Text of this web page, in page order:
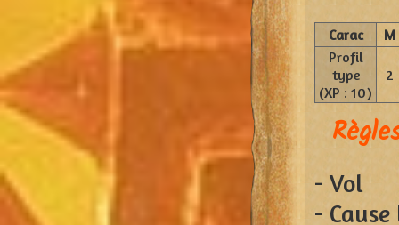
Carac
M
Profil
type
(XP : 10)
2
- Vol
-